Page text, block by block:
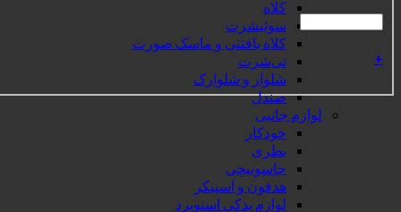
کلاه
سوئیشرت
کلاه بافتنی و ماسک صورت
تی‌شرت
شلوار و شلوارک
صندل
لوازم جانبی
خودکار
بطری
جاسوییچی
هدفون و اسپیکر
لوازم یدکی اسنوبرد
+